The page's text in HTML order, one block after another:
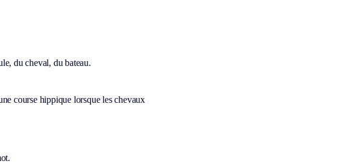
du cheval, du bateau.
course hippique lorsque les chevaux